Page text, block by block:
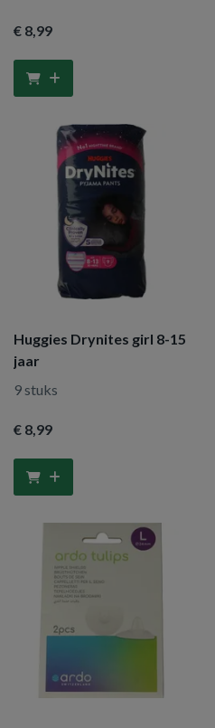
€ 8,99
Huggies Drynites girl 8-15
jaar
9 stuks
€ 8,99